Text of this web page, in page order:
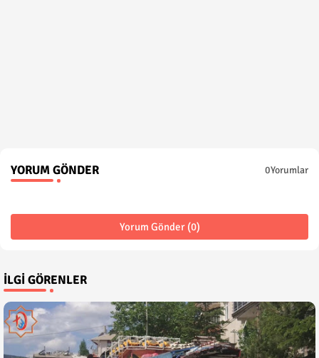
YORUM GÖNDER 0Yorumlar
Yorum Gönder (0)
İLGI GÖRENLER